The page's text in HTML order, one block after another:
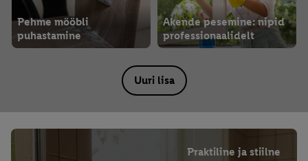
Pehme mööbli
puhastamine
Akende pesemine: nipid
professionaalidelt
Uuri lisa
Praktiline ja stiilne